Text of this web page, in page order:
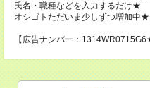
氏名・職種などを入力するだけ★
オシゴトただいま少しずつ増加中★
【広告ナンバー：